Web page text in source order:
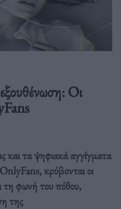
Oι
και τα ψηφιακά αγγίγματα
κρύβονται οι
τη φωνή του πόθου,
της